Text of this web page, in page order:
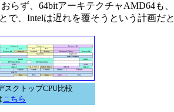
ず、64bitアーキテクチャAMD64も
、Intelは遅れを覆そうという計画だと
スクトップCPU比較
こちら